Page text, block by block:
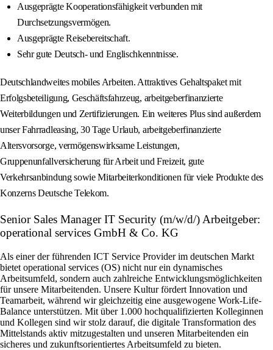
Ausgeprägte Kooperationsfähigkeit verbunden mit
Durchsetzungsvermögen.
Ausgeprägte Reisebereitschaft.
Sehr gute Deutsch- und Englischkenntnisse.
Deutschlandweites mobiles Arbeiten. Attraktives Gehaltspaket mit
Erfolgsbeteiligung, Geschäftsfahrzeug, arbeitgeberfinanzierte
Weiterbildungen und Zertifizierungen. Ein weiteres Plus sind außerdem
unser Fahrradleasing, 30 Tage Urlaub, arbeitgeberfinanzierte
Altersvorsorge, vermögenswirksame Leistungen,
Gruppenunfallversicherung für Arbeit und Freizeit, gute
Verkehrsanbindung sowie Mitarbeiterkonditionen für viele Produkte des
Konzerns Deutsche Telekom.
Senior Sales Manager IT Security (m/w/d/) Arbeitgeber:
operational services GmbH & Co. KG
Als einer der führenden ICT Service Provider im deutschen Markt
bietet operational services (OS) nicht nur ein dynamisches
Arbeitsumfeld, sondern auch zahlreiche Entwicklungsmöglichkeiten
für unsere Mitarbeitenden. Unsere Kultur fördert Innovation und
Teamarbeit, während wir gleichzeitig eine ausgewogene Work-Life-
Balance unterstützen. Mit über 1.000 hochqualifizierten Kolleginnen
und Kollegen sind wir stolz darauf, die digitale Transformation des
Mittelstands aktiv mitzugestalten und unseren Mitarbeitenden ein
sicheres und zukunftsorientiertes Arbeitsumfeld zu bieten.